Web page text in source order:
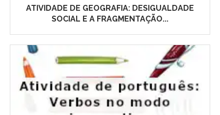
ATIVIDADE DE GEOGRAFIA: DESIGUALDADE
SOCIAL E A FRAGMENTAÇÃO...